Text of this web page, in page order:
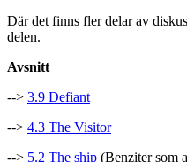
Där det finns fler delar av
delen.
Avsnitt
--> 3.9 Defiant
--> 4.3 The Visitor
--> 5.2 The ship (Benziter som